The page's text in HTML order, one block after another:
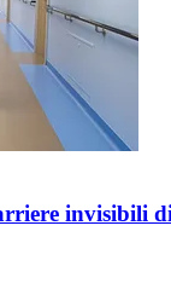
invisibili di